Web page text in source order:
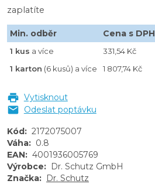
zaplatíte
Min. odběr Cena s DPH
1 kus a více 331,54 Kč
1 karton (6 kusů) a více 1 807,74 Kč
Vytisknout
Odeslat poptávku
Kód: 2172075007
Váha: 0.8
EAN: 4001936005769
Výrobce: Dr. Schutz GmbH
Značka: Dr. Schutz